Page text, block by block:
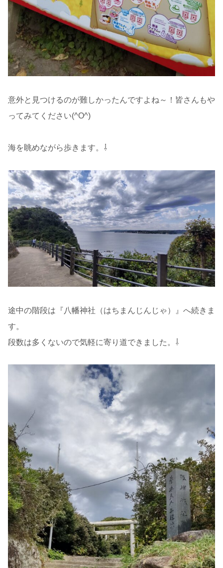
意外と見つけるのが難しかったんですよね～！皆さんもや
ってみてください(^O^)
海を眺めながら歩きます。⇩
途中の階段は『八幡神社（はちまんじんじゃ）』へ続きま
す。
段数は多くないので気軽に寄り道できました。⇩